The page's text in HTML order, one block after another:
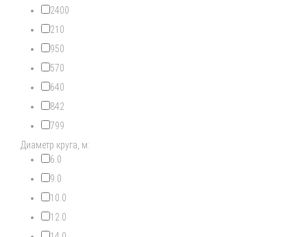
2400
210
950
570
640
842
799
Диаметр круга, м:
6.0
9.0
10.0
12.0